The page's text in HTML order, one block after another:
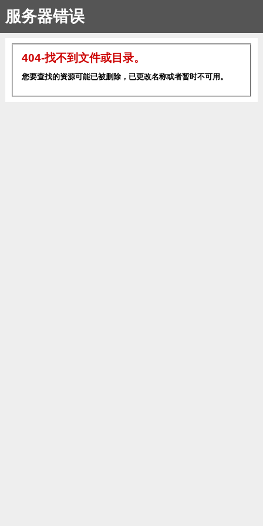
服务器错误
404-找不到文件或目录。
您要查找的资源可能已被删除，已更改名称或者暂时不可用。